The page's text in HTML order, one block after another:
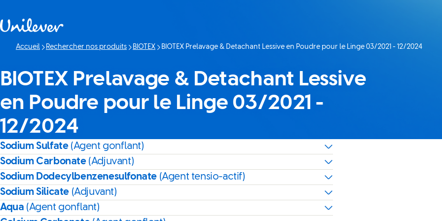
Accueil Rechercher nos produits BIOTEX
Page actuelle:
BIOTEX Prelavage & Detachant Lessive en Poudre pour le Linge 03/2021 - 12/2024
BIOTEX Prelavage & Detachant Lessive
en Poudre pour le Linge 03/2021 -
12/2024
Sodium Sulfate (Agent gonflant)
Sodium Carbonate (Adjuvant)
Sodium Dodecylbenzenesulfonate (Agent tensio-actif)
Sodium Silicate (Adjuvant)
Aqua (Agent gonflant)